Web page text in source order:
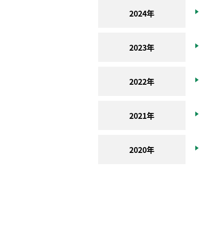
2024年
2023年
2022年
2021年
2020年